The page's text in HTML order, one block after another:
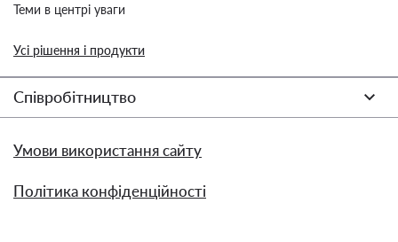
Теми в центрі уваги
Усі рішення і продукти
Співробітництво
Умови використання сайту
Політика конфіденційності